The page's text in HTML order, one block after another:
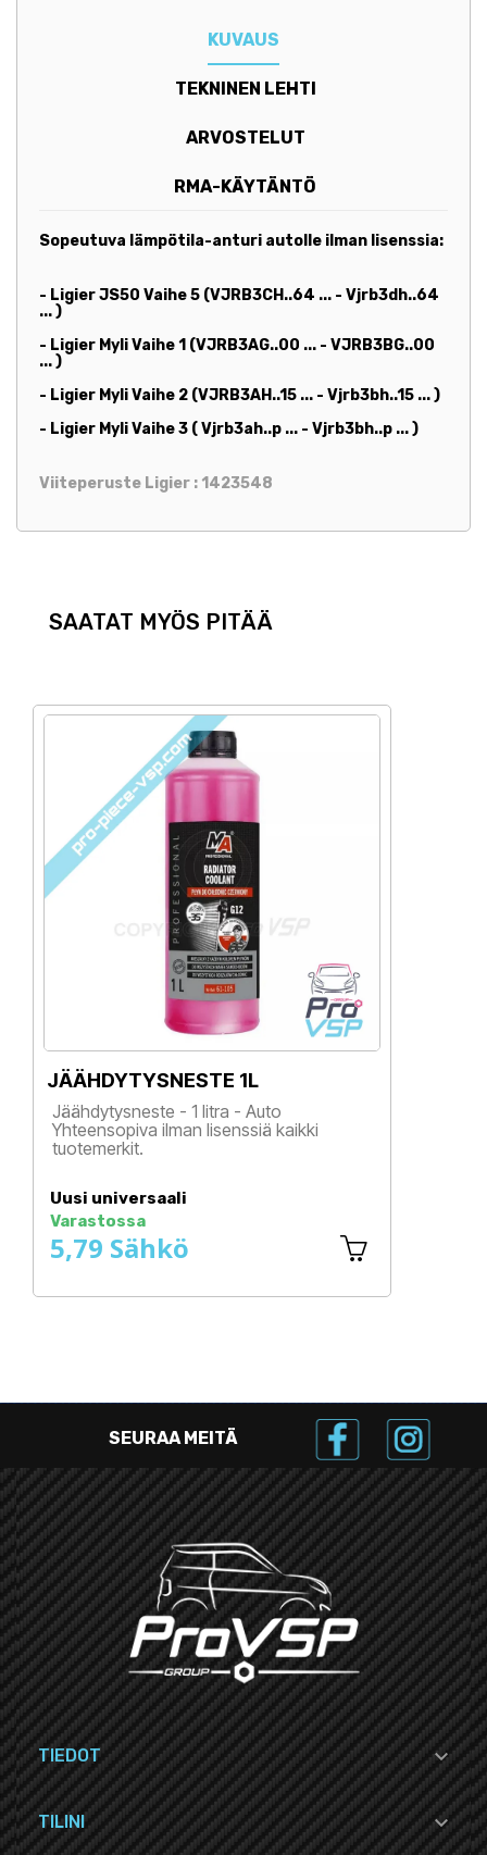
KUVAUS
TEKNINEN LEHTI
ARVOSTELUT
RMA-KÄYTÄNTÖ
Sopeutuva lämpötila-anturi autolle ilman lisenssia:
- Ligier JS50 Vaihe 5 (VJRB3CH..64 ... - Vjrb3dh..64
...)
- Ligier Myli Vaihe 1 (VJRB3AG..00 ... - VJRB3BG..00
...)
- Ligier Myli Vaihe 2 (VJRB3AH..15 ... - Vjrb3bh..15 ...)
- Ligier Myli Vaihe 3 (Vjrb3ah..p ... - Vjrb3bh..p ...)
Viiteperuste Ligier : 1423548
SAATAT MYÖS PITÄÄ
JÄÄHDYTYSNESTE 1L
Jäähdytysneste - 1 litra - Auto
Yhteensopiva ilman lisenssiä kaikki
tuotemerkit.
Uusi universaali
Varastossa
5,79 Sähkö
SEURAA MEITÄ
TIEDOT 
TILINI 